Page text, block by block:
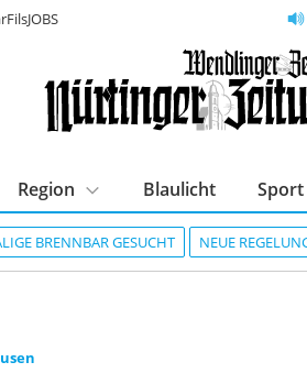
BRENNBAR GESUCHT NEUE
Region Blaulicht Sport